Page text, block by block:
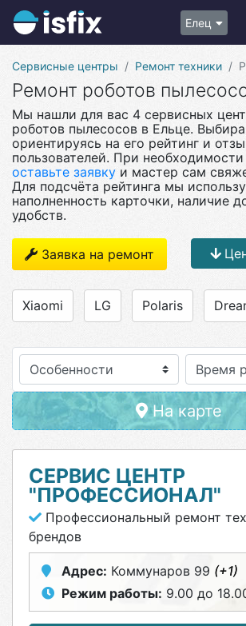
Елец
Сервисные центры Ремонт техники
Ремонт роботов
Мы нашли для вас 4 сервисных
роботов пылесосов в Ельце.
ориентируясь на его рейтинг и
пользователей. При необходимости
оставьте заявку и мастер сам
Для подсчёта рейтинга мы
наполненность карточки, наличие
удобств.
Заявка на ремонт
Xiaomi LG Polaris
Особенности
На карте
СЕРВИС ЦЕНТР
"ПРОФЕССИОНАЛ"
Профессиональный ремонт
брендов
Адрес: Коммунаров 99 (+1)
Режим работы: 9.00 до